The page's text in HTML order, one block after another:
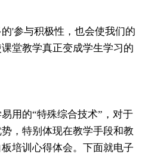
'参与积极性，也会使我们的
堂教学真正变成学生学习的
用的“特殊综合技术”，对于
，特别体现在教学手段和教
培训心得体会。下面就电子